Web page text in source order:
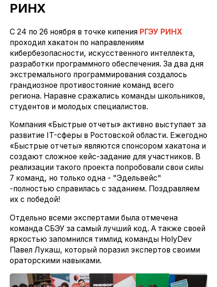
РИНХ
С 24 по 26 ноября в точке кипения РГЭУ РИНХ
проходил хакатон по направлениям
кибербезопасности, искусственного интеллекта,
разработки программного обеспечения. За два дня
экстремального программирования создалось
грандиозное противостояние команд всего
региона. Наравне сражались команды школьников,
студентов и молодых специалистов.
Компания «Быстрые отчеты» активно выступает за
развитие IT-сферы в Ростовской области. Ежегодно
«Быстрые отчеты» являются спонсором хакатона и
создают сложное кейс-задание для участников. В
реализации такого проекта попробовали свои силы
7 команд, но только одна - "Эдельвейс"
-полностью справилась с заданием. Поздравляем
их с победой!
Отдельно всеми экспертами была отмечена
команда СБЭУ за самый лучший код. А также своей
яркостью запомнился тимлид команды HolyDev
Павел Лукаш, который поразил экспертов своими
ораторскими навыками.